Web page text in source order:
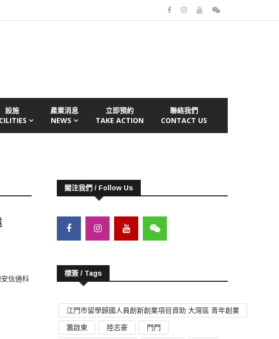
設施
產業消息
NEWS
立即預約
TAKE ACTION
聯絡我們
CONTACT US
信通科
關注我們 / Follow Us
標簽 / Tags
江門市留學歸國人員創新創業項目資助 大灣區 青年創業
蕭啟東
陸志豪
門門